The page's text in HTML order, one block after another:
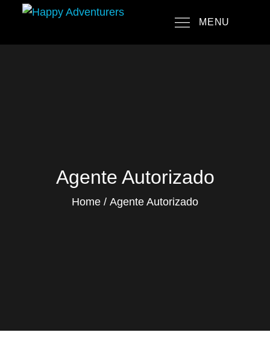
content
MENU
Agente Autorizado
Home Agente Autorizado